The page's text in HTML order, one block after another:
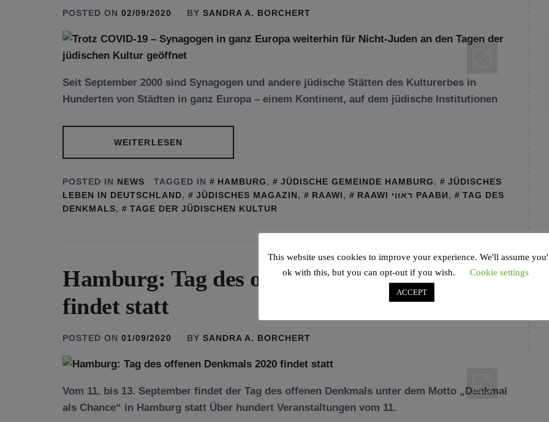
POSTED ON 02/09/2020 BY SANDRA A. BORCHERT
Seit September 2000 sind Synagogen und andere jüdische Stätten des Kulturerbes in
Hunderten von Städten in ganz Europa – einem Kontinent, auf dem jüdische Institutionen
WEITERLESEN
POSTED IN NEWS TAGGED IN HAMBURG, JÜDISCHE GEMEINDE HAMBURG,
JÜDISCHES
LEBEN IN DEUTSCHLAND, JÜDISCHES MAGAZIN, RAAWI, RAAWI ראווי РААВИ,
TAG DES
DENKMALS, TAGE DER JÜDISCHEN KULTUR
Hamburg: Tag des offenen Denkmals 2020
findet statt
POSTED ON 01/09/2020 BY SANDRA A. BORCHERT
Vom 11. bis 13. September findet der Tag des offenen Denkmals unter dem Motto „Denkmal
als Chance“ in Hamburg statt Über hundert Veranstaltungen vom 11.
This website uses cookies to improve your experience. We'll assume
ok with this, but you can opt-out if you wish.
Cookie settings
ACCEPT